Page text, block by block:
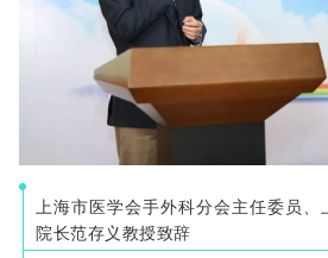
上海市医学会手外科分会主任委员、
院长范存义教授致辞